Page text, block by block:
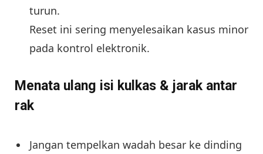
turun.
Reset ini sering menyelesaikan kasus minor
pada kontrol elektronik.
Menata ulang isi kulkas & jarak antar
rak
Jangan tempelkan wadah besar ke dinding